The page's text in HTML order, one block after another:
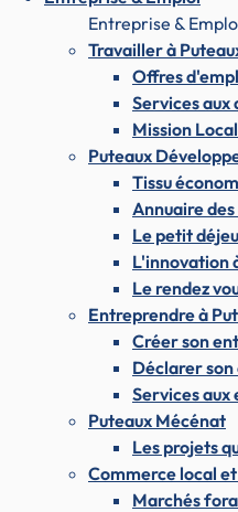
Entreprise &
Travailler à
Offres
Services aux
Mission
Puteaux
Tissu
Annuaire
Le petit
L'innovation
Le rendez
Entreprendre à
Créer son
Déclarer
Services
Puteaux Mécénat
Les projets
Commerce local
Marchés